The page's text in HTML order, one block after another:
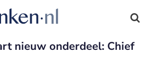
nieuw onderdeel: Chief